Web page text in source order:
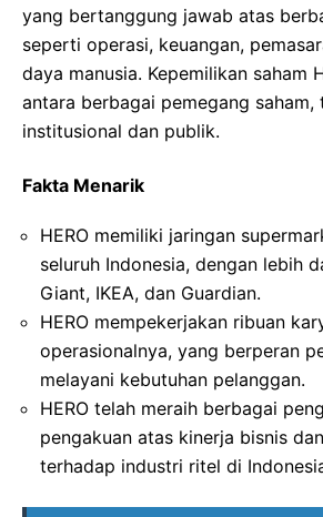
yang bertanggung jawab atas
seperti operasi, keuangan,
daya manusia. Kepemilikan saham
antara berbagai pemegang
institusional dan publik.
Fakta Menarik
HERO memiliki jaringan
seluruh Indonesia, dengan lebih
Giant, IKEA, dan Guardian.
HERO mempekerjakan ribuan
operasionalnya, yang berperan
melayani kebutuhan pelanggan.
HERO telah meraih berbagai
pengakuan atas kinerja bisnis
terhadap industri ritel di